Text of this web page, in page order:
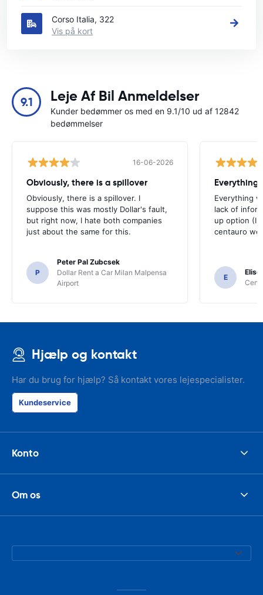
Corso Italia, 322
Vis på kort
9.1 Leje Af Bil Anmeldelser
Kunder bedømmer os med en 9.1/10 ud af 12842
bedømmelser
16-06-2026
Obviously, there is a spillover
Obviously, there is a spillover. I
suppose this was mostly Dollar's fault,
but right now, I hate both companies
just about the same for this.
P
Peter Pal Zubcsek
Dollar Rent a Car Milan Malpensa
Airport
Everything
Everything
lack of
up option (I
centauro
E
Hjælp og kontakt
Har du brug for hjælp? Så kontakt vores lejespecialister.
Kundeservice
Konto
Om os